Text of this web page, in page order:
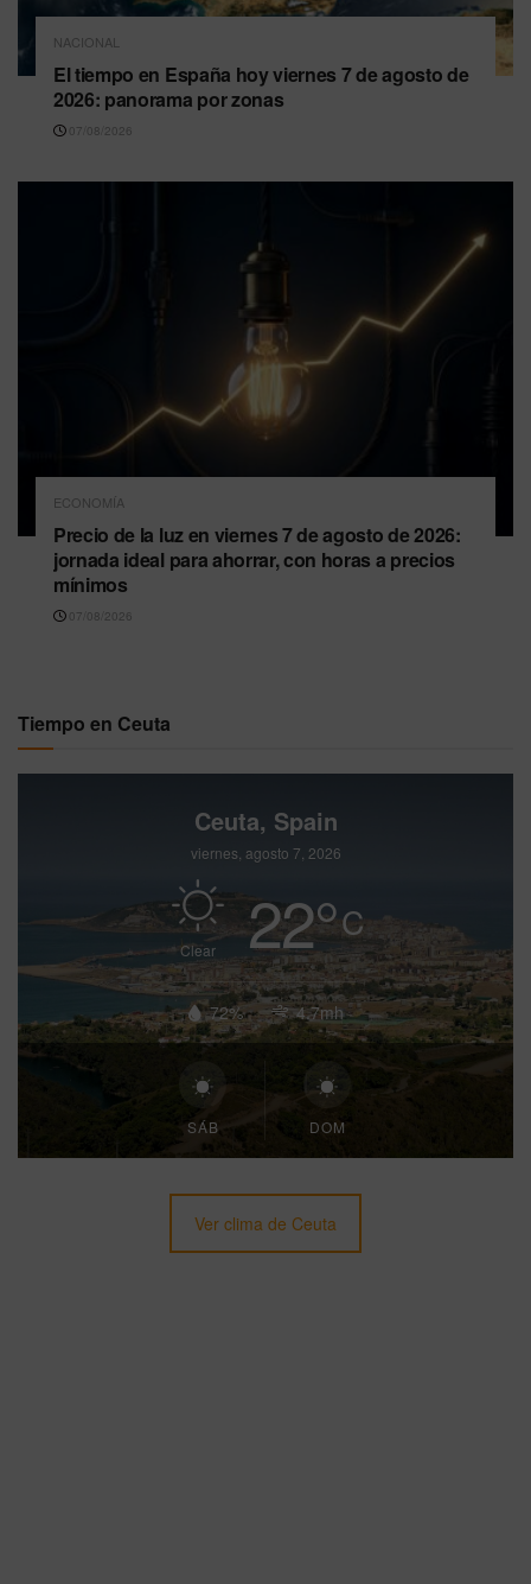
NACIONAL
El tiempo en España hoy viernes 7 de agosto de
2026: panorama por zonas
07/08/2026
ECONOMÍA
Precio de la luz en viernes 7 de agosto de 2026:
jornada ideal para ahorrar, con horas a precios
mínimos
07/08/2026
Tiempo en Ceuta
Ceuta, Spain
viernes, agosto 7, 2026
Clear 22°C
72% 4.7mh
SÁB DOM
Ver clima de Ceuta